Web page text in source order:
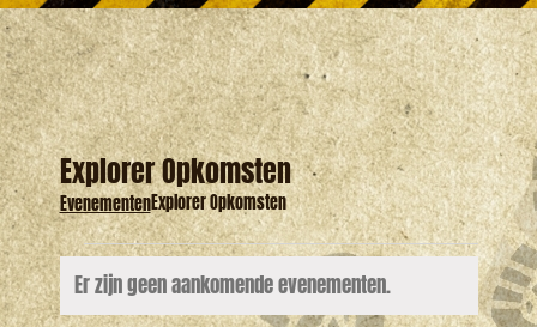
Explorer Opkomsten
EvenementenExplorer Opkomsten
Evenementen
Bericht
Er zijn geen aankomende evenementen.